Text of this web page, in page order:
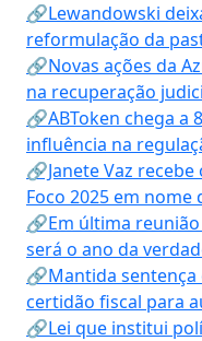
🔗Lewandowski
reformulação da
🔗Novas ações da
na recuperação
🔗ABToken chega a
influência na
🔗Janete Vaz
Foco 2025 em
🔗Em última
será o ano da
🔗Mantida sentença
certidão fiscal para
🔗Lei que institui